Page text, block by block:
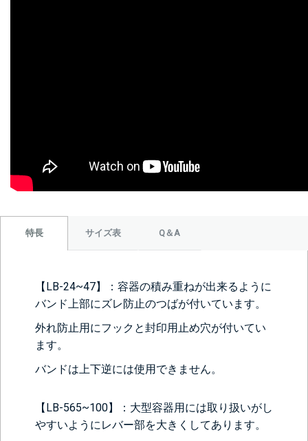
特長 サイズ表 Q＆A
【LB-24~47】：容器の積み重ねが出来るように
バンド上部にズレ防止のつばが付いています。
外れ防止用にフックと封印用止め穴が付いてい
ます。
バンドは上下逆には使用できません。
【LB-565~100】：大型容器用には取り扱いがし
やすいようにレバー部を大きくしてあります。